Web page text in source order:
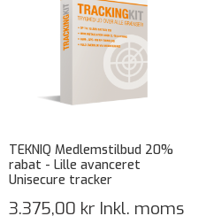
TEKNIQ Medlemstilbud 20%
rabat - Lille avanceret
Unisecure tracker
3.375,00 kr Inkl. moms